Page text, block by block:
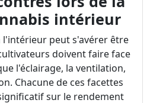
intérieur
l'intérieur peut s'avérer être
doivent faire face
l'éclairage, la ventilation,
Chacune de ces facettes
sur le rendement